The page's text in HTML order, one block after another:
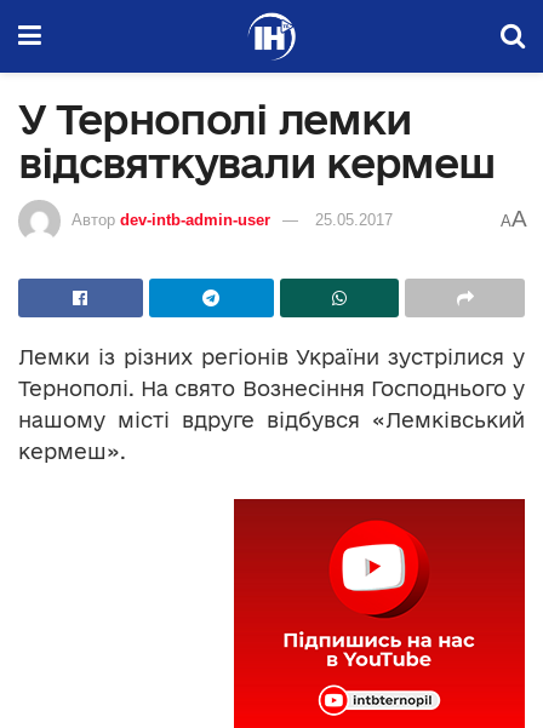
У Тернополі лемки
відсвяткували кермеш
Автор dev-intb-admin-user 25.05.2017 AA
Лемки із різних регіонів України зустрілися у
Тернополі. На свято Вознесіння Господнього у
нашому місті вдруге відбувся «Лемківський
кермеш».